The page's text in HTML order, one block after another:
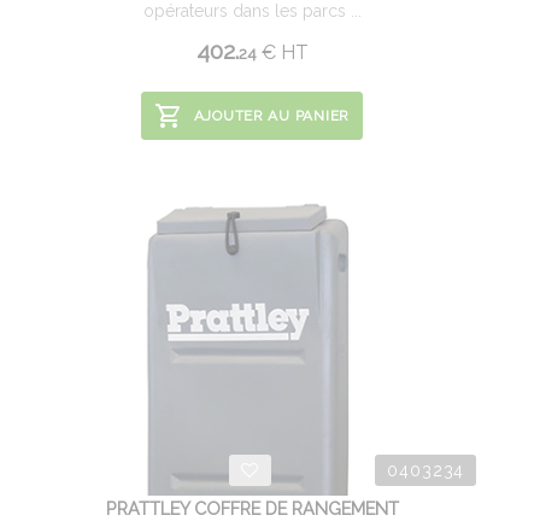
opérateurs dans les parcs ...
402.24 €HT
AJOUTER AU PANIER
0403234
PRATTLEY COFFRE DE RANGEMENT